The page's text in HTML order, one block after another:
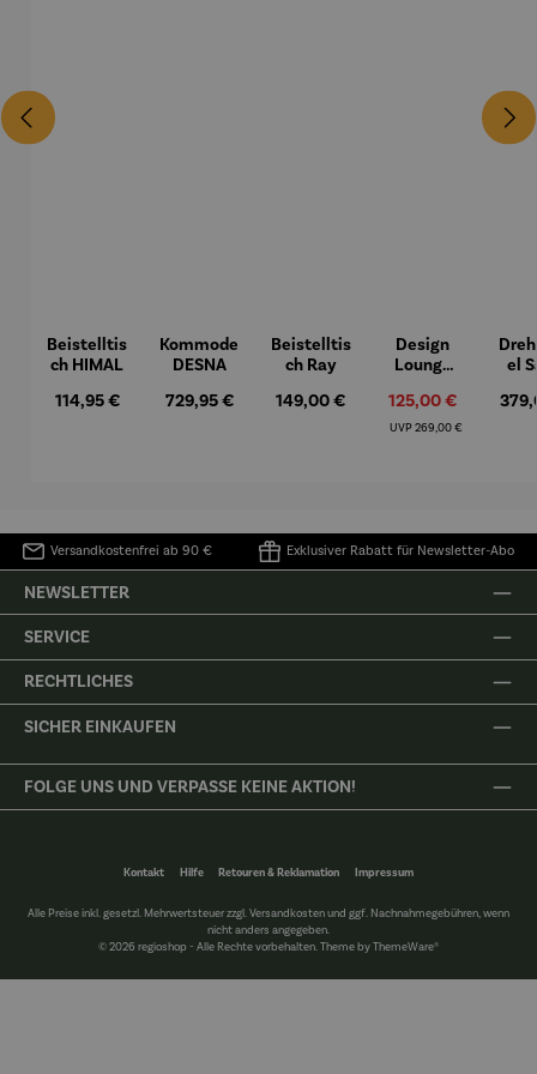
Beistelltis
ch HIMAL
Regulärer Preis:
114,95 €
Kommode
DESNA
Regulärer Preis:
729,95 €
Beistelltis
ch Ray
Regulärer Preis:
149,00 €
Design
Lounge
Loconia
Verkaufspreis:
125,00 €
UVPRegulärer Preis:
269,00 €
el
Versandkostenfrei ab 90 € Exklusiver Rabatt für Newsletter-Abo
NEWSLETTER
SERVICE
RECHTLICHES
SICHER EINKAUFEN
FOLGE UNS UND VERPASSE KEINE AKTION!
Kontakt Hilfe Retouren & Reklamation Impressum
Alle Preise inkl. gesetzl. Mehrwertsteuer zzgl.Versandkostenund ggf. Nachnahmegebühren, wenn
nicht anders angegeben.
© 2026 regioshop - Alle Rechte vorbehalten. Theme byThemeWare®